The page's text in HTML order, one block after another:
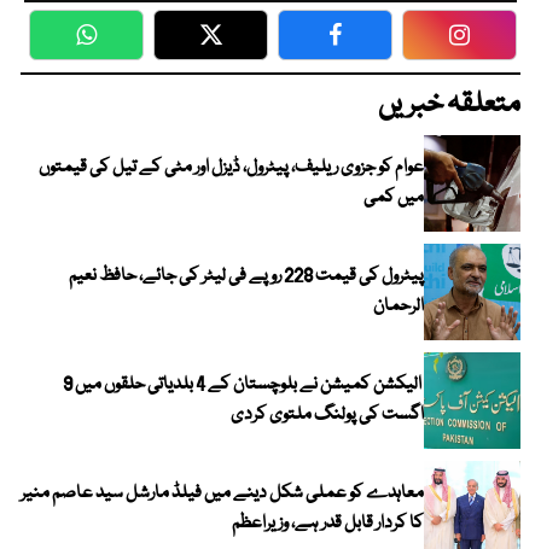
WhatsApp Twitter Facebook
متعلقہ خبریں
عوام کو جزوی ریلیف، پیٹرول، ڈیزل اور مٹی کے تیل کی قیمتوں
میں کمی
پیٹرول کی قیمت 228 روپے فی لیٹر کی جائے، حافظ نعیم
الرحمان
الیکشن کمیشن نے بلوچستان کے 4 بلدیاتی حلقوں میں 9
اگست کی پولنگ ملتوی کردی
معاہدے کو عملی شکل دینے میں فیلڈ مارشل سید عاصم منیر
کا کردار قابل قدر ہے، وزیراعظم